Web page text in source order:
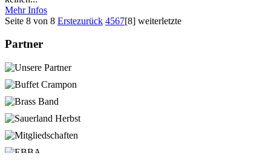
Mehr Infos
Seite 8 von 8 Erstezurück 4567[8] weiterletzte
Partner